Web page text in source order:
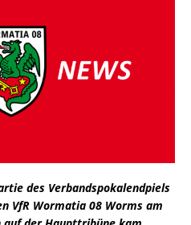
des Verbandspokalendpiels
VfR Wormatia 08 Worms am